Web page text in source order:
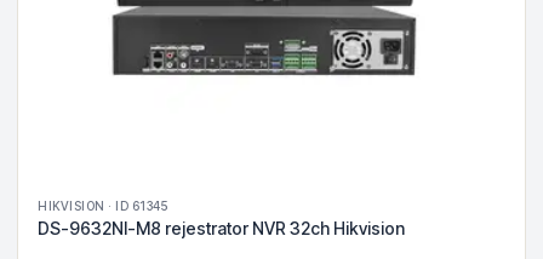
HIKVISION · ID 61345
DS-9632NI-M8 rejestrator NVR 32ch Hikvision